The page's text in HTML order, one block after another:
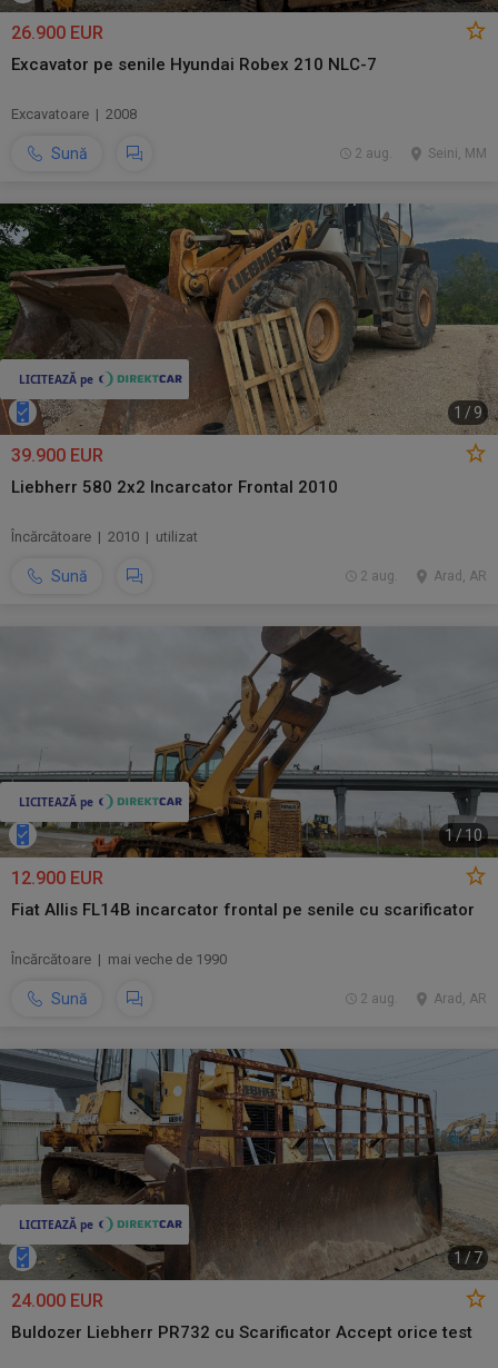
26.900 EUR
Excavator pe senile Hyundai Robex 210 NLC-7
Excavatoare | 2008
Sună Seini, MM
2 aug.
1 /9
39.900 EUR
Liebherr 580 2x2 Incarcator Frontal 2010
Încărcătoare | 2010 | utilizat
Sună Arad, AR
2 aug.
1/10
12.900 EUR
Fiat Allis FL14B incarcator frontal pe senile cu scarificator
Încărcătoare | mai veche de 1990
Sună Arad, AR
2 aug.
1 /7
24.000 EUR
Buldozer Liebherr PR732 cu Scarificator Accept orice test